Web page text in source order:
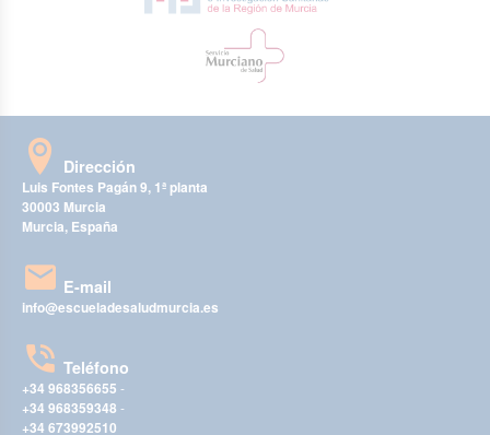
Dirección
Luis Fontes Pagán 9, 1ª planta
30003 Murcia
Murcia, España
E-mail
info@escueladesaludmurcia.es
Teléfono
+34 968356655 -
+34 968359348 -
+34 673992510